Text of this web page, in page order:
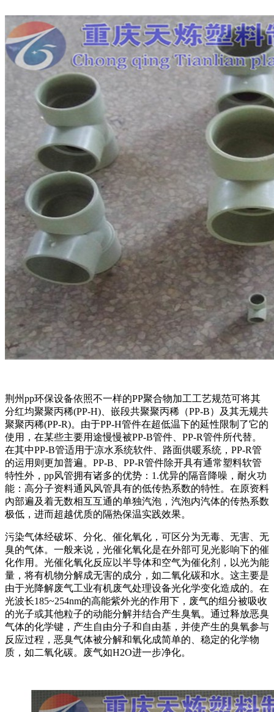
荆州pp环保设备依照不一样的PP聚合物加工工艺规范可将其
分红均聚聚丙稀(PP-H)、嵌段共聚聚丙稀（PP-B）及其无规共
聚聚丙稀(PP-R)。由于PP-H管件在超低温下的延性限制了它的
使用，在某些主要用途慢慢被PP-B管件、PP-R管件所代替。
在其中PP-B管适用于凉水系统软件、路面供暖系统，PP-R管
的运用则更加普遍。PP-B、PP-R管件除开具有通常塑料软管
特性外，pp风管拥有诸多的优势：1.优异的隔音降噪，耐火功
能：高分子资料通风风管具有的低传热系数的特性。在原资料
內部遍及着无数相互互通的单独汽泡，汽泡内汽体的传热系数
极低，进而超越优质的隔热保温实践效果。
污染气体经破坏、分化、催化氧化，可区分为无毒、无害、无
臭的气体。一般来说，光催化氧化是在外部可见光影响下的催
化作用。光催化氧化反应以半导体和空气为催化剂，以光为能
量，将有机物分解成无害的成分，如二氧化碳和水。这主要是
由于光降解废气工业有机废气处理设备光化学变化造成的。在
光波长185~254nm的高能紫外光的作用下，废气的组分被吸收
的光子或其他粒子的动能分解并结合产生臭氧。通过释放恶臭
气体的化学键，产生自由分子和自由基，并使产生的臭氧参与
反应过程，恶臭气体被分解和氧化成简单的、稳定的化学物
质，如二氧化碳。废气如H2O进一步净化。